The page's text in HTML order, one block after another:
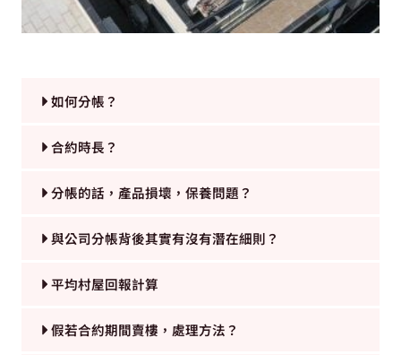
如何分帳？
合約時長？
分帳的話，產品損壞，保養問題？
與公司分帳背後其實有沒有潛在細則？
平均村屋回報計算
假若合約期間賣樓，處理方法？